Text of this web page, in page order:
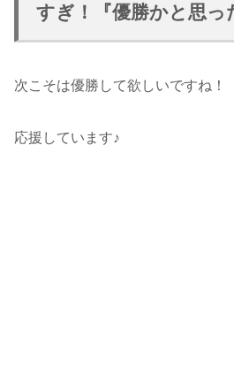
すぎ！『優勝かと思っ
次こそは優勝して欲しいですね！
応援しています♪